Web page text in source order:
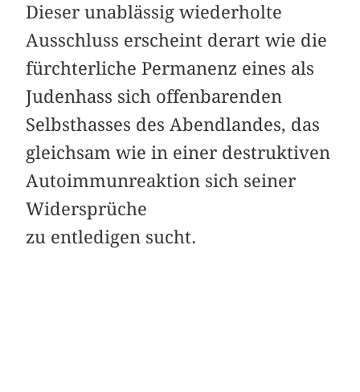
Dieser unablässig wiederholte
Ausschluss erscheint derart wie die
fürchterliche ­Permanenz eines als
Judenhass sich offenbarenden
Selbsthasses des Abendlandes, das
gleichsam wie in einer destruktiven
Autoimmunreaktion sich seiner
Widersprüche
zu ­entledigen sucht.